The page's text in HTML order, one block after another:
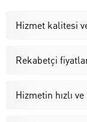
Hizmet kalitesi
Rekabetçi
Hizmetin hızlı